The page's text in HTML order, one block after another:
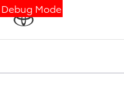
Debug Mode